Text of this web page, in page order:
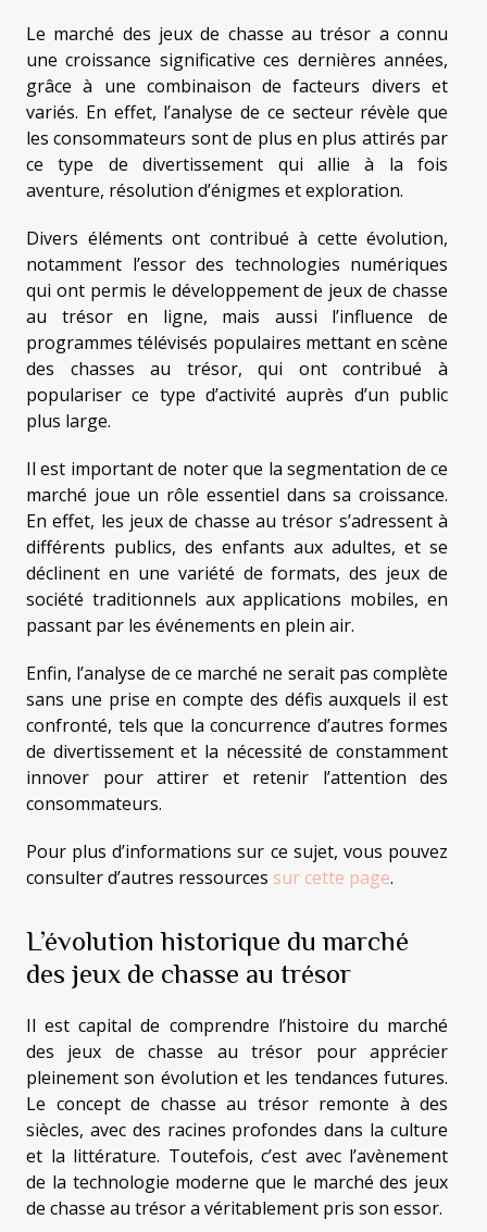
Le marché des jeux de chasse au trésor a connu
une croissance significative ces dernières années,
grâce à une combinaison de facteurs divers et
variés. En effet, l’analyse de ce secteur révèle que
les consommateurs sont de plus en plus attirés par
ce type de divertissement qui allie à la fois
aventure, résolution d’énigmes et exploration.
Divers éléments ont contribué à cette évolution,
notamment l’essor des technologies numériques
qui ont permis le développement de jeux de chasse
au trésor en ligne, mais aussi l’influence de
programmes télévisés populaires mettant en scène
des chasses au trésor, qui ont contribué à
populariser ce type d’activité auprès d’un public
plus large.
Il est important de noter que la segmentation de ce
marché joue un rôle essentiel dans sa croissance.
En effet, les jeux de chasse au trésor s’adressent à
différents publics, des enfants aux adultes, et se
déclinent en une variété de formats, des jeux de
société traditionnels aux applications mobiles, en
passant par les événements en plein air.
Enfin, l’analyse de ce marché ne serait pas complète
sans une prise en compte des défis auxquels il est
confronté, tels que la concurrence d’autres formes
de divertissement et la nécessité de constamment
innover pour attirer et retenir l’attention des
consommateurs.
Pour plus d’informations sur ce sujet, vous pouvez
consulter d’autres ressources sur cette page.
L’évolution historique du marché
des jeux de chasse au trésor
Il est capital de comprendre l’histoire du marché
des jeux de chasse au trésor pour apprécier
pleinement son évolution et les tendances futures.
Le concept de chasse au trésor remonte à des
siècles, avec des racines profondes dans la culture
et la littérature. Toutefois, c’est avec l’avènement
de la technologie moderne que le marché des jeux
de chasse au trésor a véritablement pris son essor.